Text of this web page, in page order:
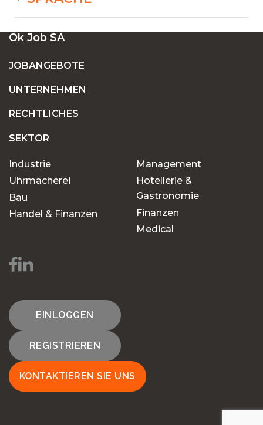
Ok Job SA
JOBANGEBOTE
UNTERNEHMEN
RECHTLICHES
SEKTOR
Industrie
Uhrmacherei
Bau
Handel & Finanzen
Management
Hotellerie &
Gastronomie
Finanzen
Medical
EINLOGGEN
REGISTRIEREN
KONTAKTIEREN SIE UNS